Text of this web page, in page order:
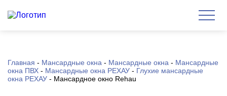
Главная - Мансардные окна - Мансардные окна - Мансардные
окна ПВХ - Мансардные окна РЕХАУ - Глухие мансардные
окна РЕХАУ - Мансардное окно Rehau